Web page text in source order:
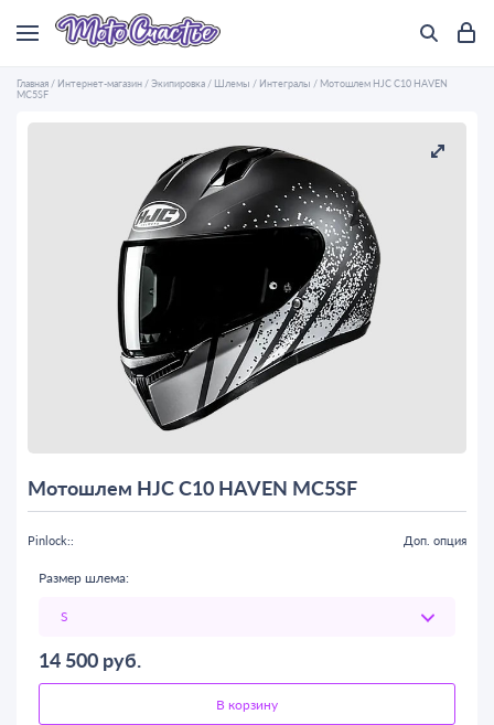
Главная / Интернет-магазин /Экипировка / Шлемы / Интегралы / Мотошлем HJC C10 HAVEN
MC5SF
Мотошлем HJC C10 HAVEN MC5SF
Pinlock:: Доп. опция
Размер шлема:
14 500 руб.
В корзину